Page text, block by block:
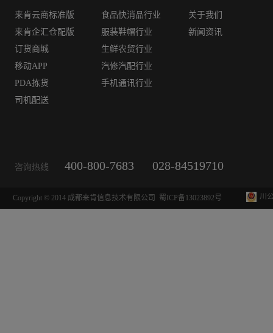
来肯云商标准版
来肯企汇仓配版
订货商城
移动APP
PDA拣货
司机配送
食品快消品行业
服装鞋帽行业
生鲜农贸行业
汽修汽配行业
手机通讯行业
关于我们
新闻资讯
咨询热线 400-800-7683 028-84519710
Copyright © 2014 成都来肯信息技术有限公司 蜀ICP备13023892号 川